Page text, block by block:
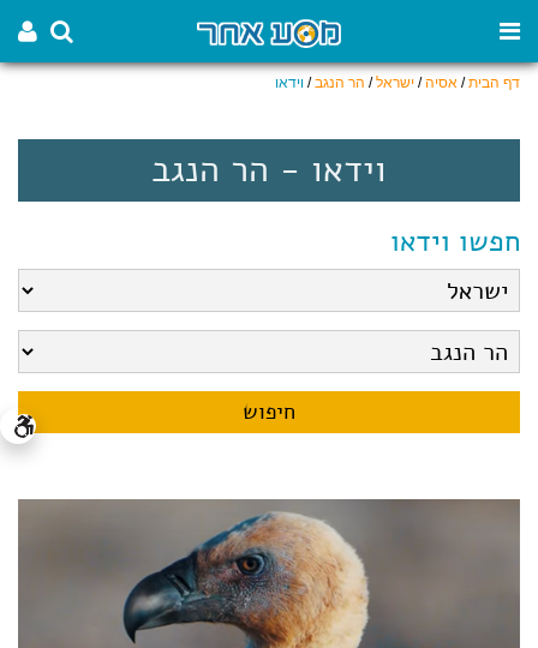
דף הבית/ אסיה/ ישראל/ הר הנגב/ וידאו
וידאו - הר הנגב
חפשו וידאו